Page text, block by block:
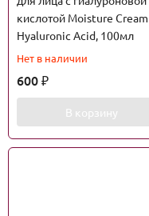
кислотой Moisture Cream
Hyaluronic Acid, 100мл
Нет в наличии
600 ₽
В корзину